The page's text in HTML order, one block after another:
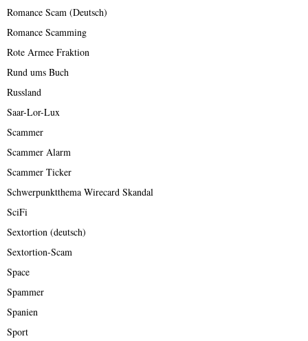
Romance Scam (Deutsch)
Romance Scamming
Rote Armee Fraktion
Rund ums Buch
Russland
Saar-Lor-Lux
Scammer
Scammer Alarm
Scammer Ticker
Schwerpunktthema Wirecard Skandal
SciFi
Sextortion (deutsch)
Sextortion-Scam
Space
Spammer
Spanien
Sport